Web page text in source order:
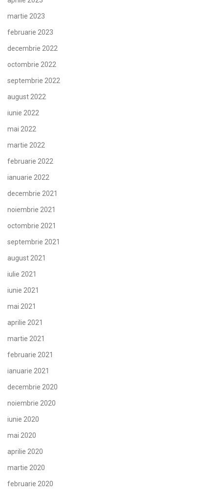
martie 2023
februarie 2023
decembrie 2022
octombrie 2022
septembrie 2022
august 2022
iunie 2022
mai 2022
martie 2022
februarie 2022
ianuarie 2022
decembrie 2021
noiembrie 2021
octombrie 2021
septembrie 2021
august 2021
iulie 2021
iunie 2021
mai 2021
aprilie 2021
martie 2021
februarie 2021
ianuarie 2021
decembrie 2020
noiembrie 2020
iunie 2020
mai 2020
aprilie 2020
martie 2020
februarie 2020